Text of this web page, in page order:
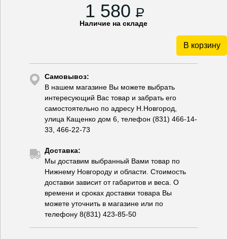
1 580 P
Наличие на складе
В корзину
Самовывоз:
В нашем магазине Вы можете выбрать
интересующий Вас товар и забрать его
самостоятельно по адресу Н.Новгород,
улица Кащенко дом 6, телефон (831) 466-14-
33, 466-22-73
Доставка:
Мы доставим выбранный Вами товар по
Нижнему Новгороду и области. Стоимость
доставки зависит от габаритов и веса. О
времени и сроках доставки товара Вы
можете уточнить в магазине или по
телефону 8(831) 423-85-50